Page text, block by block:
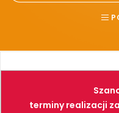
NARZĘDZIA
FARBY
terminy realizacji